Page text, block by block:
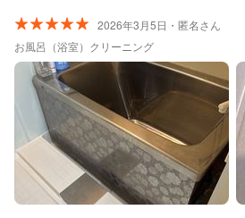
2026年3月5日・匿名さん
お風呂（浴室）クリーニング